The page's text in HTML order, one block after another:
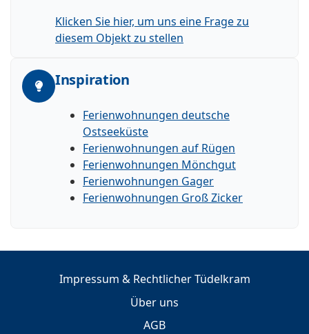
Klicken Sie hier, um uns eine Frage zu
diesem Objekt zu stellen
Inspiration
Ferienwohnungen deutsche
Ostseeküste
Ferienwohnungen auf Rügen
Ferienwohnungen Mönchgut
Ferienwohnungen Gager
Ferienwohnungen Groß Zicker
Impressum & Rechtlicher Tüdelkram
Über uns
AGB